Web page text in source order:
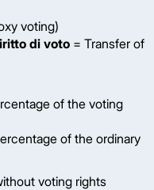
voting)
di voto = Transfer of
of the voting
of the ordinary
voting rights